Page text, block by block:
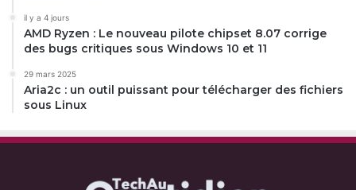
il y a 4 jours
AMD Ryzen : Le nouveau pilote chipset 8.07 corrige
des bugs critiques sous Windows 10 et 11
29 mars 2025
Aria2c : un outil puissant pour télécharger des fichiers
sous Linux